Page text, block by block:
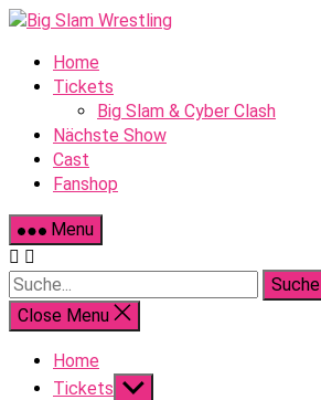
Skip
contentHome
Tickets
Big Slam & Cyber Clash
Nächste Show
Cast
Fanshop
Menu
Suche
Close Menu
Home
Tickets Show